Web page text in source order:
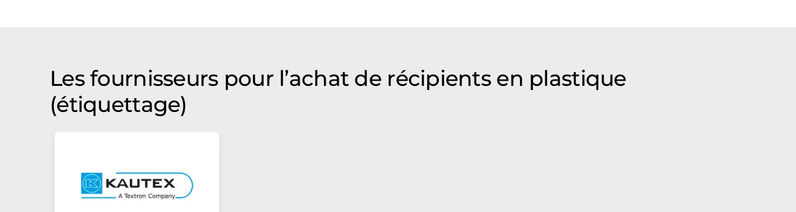
Les fournisseurs pour l’achat de récipients en plastique
(étiquettage)